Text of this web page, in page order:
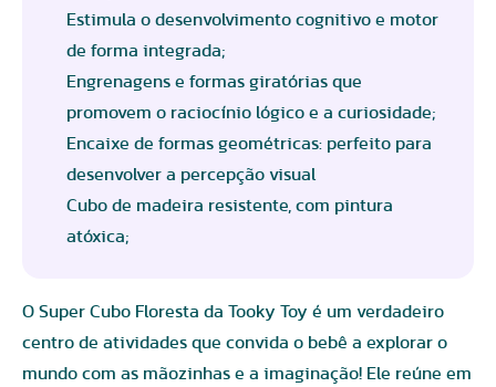
Estimula o desenvolvimento cognitivo e motor
de forma integrada;
Engrenagens e formas giratórias que
promovem o raciocínio lógico e a curiosidade;
Encaixe de formas geométricas: perfeito para
desenvolver a percepção visual
Cubo de madeira resistente, com pintura
atóxica;
O Super Cubo Floresta da Tooky Toy é um verdadeiro
centro de atividades que convida o bebê a explorar o
mundo com as mãozinhas e a imaginação! Ele reúne em